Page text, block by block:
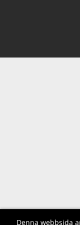
Denna webbsida